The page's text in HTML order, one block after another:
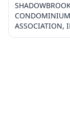
CONDOMINIUM
ASSOCIATION,